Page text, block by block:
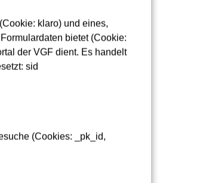
(bitte beachten Sie, dass eine
mehrere Wochen in
zu melden. Die VGF behält
klaro) und eines,
bietet (Cookie:
der VGF dient. Es handelt
sid
(Cookies: _pk_id,